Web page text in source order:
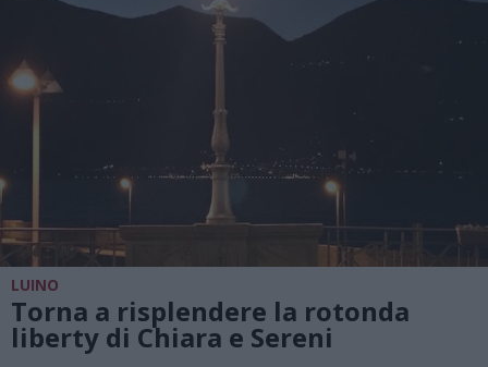
LUINO
Torna a risplendere la rotonda
liberty di Chiara e Sereni